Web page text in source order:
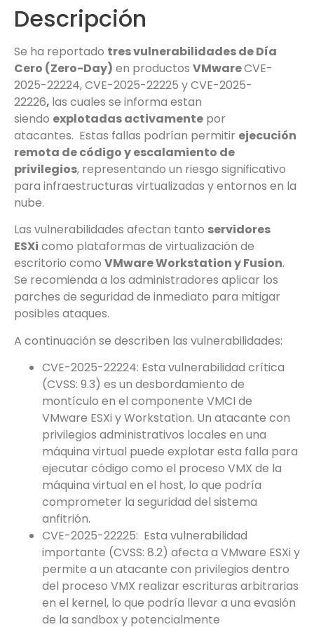
Descripción
Se ha reportado tres vulnerabilidades de Día
Cero (Zero-Day) en productos VMwareCVE-
2025-22224, CVE-2025-22225 y CVE-2025-
22226, las cuales se informa estan
siendo explotadas activamente por
atacantes. Estas fallas podrían permitir ejecución
remota de código y escalamiento de
privilegios, representando un riesgo significativo
para infraestructuras virtualizadas y entornos en la
nube.
Las vulnerabilidades afectan tanto servidores
ESXi como plataformas de virtualización de
escritorio como VMware Workstation y Fusion.
Se recomienda a los administradores aplicar los
parches de seguridad de inmediato para mitigar
posibles ataques.
A continuación se describen las vulnerabilidades:
CVE-2025-22224: Esta vulnerabilidad crítica
(CVSS: 9.3) es un desbordamiento de
montículo en el componente VMCI de
VMware ESXi y Workstation. Un atacante con
privilegios administrativos locales en una
máquina virtual puede explotar esta falla para
ejecutar código como el proceso VMX de la
máquina virtual en el host, lo que podría
comprometer la seguridad del sistema
anfitrión.
CVE-2025-22225: Esta vulnerabilidad
importante (CVSS: 8.2) afecta a VMware ESXi y
permite a un atacante con privilegios dentro
del proceso VMX realizar escrituras arbitrarias
en el kernel, lo que podría llevar a una evasión
de la sandbox y potencialmente